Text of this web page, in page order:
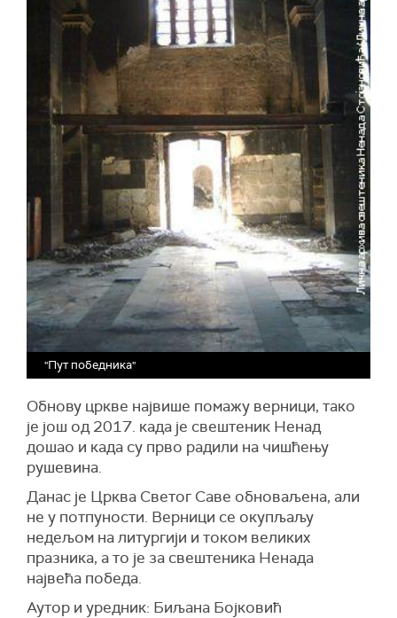
"Пут победника"
Обнову цркве највише помажу верници, тако
је још од 2017. када је свештеник Ненад
дошао и када су прво радили на чишћењу
рушевина.
Данас је Црква Светог Саве обноваљена, али
не у потпуности. Верници се окупљаљу
недељом на литургији и током великих
празника, а то је за свештеника Ненада
највећа победа.
Аутор и уредник: Биљана Бојковић